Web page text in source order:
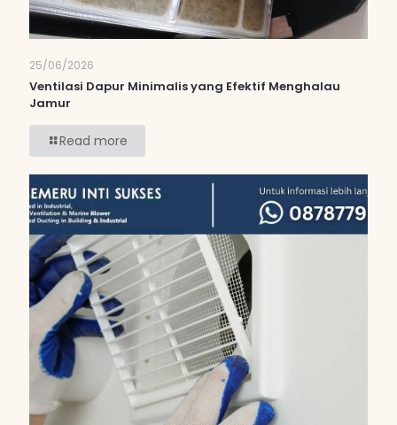
25/06/2026
Ventilasi Dapur Minimalis yang Efektif Menghalau
Jamur
Read more